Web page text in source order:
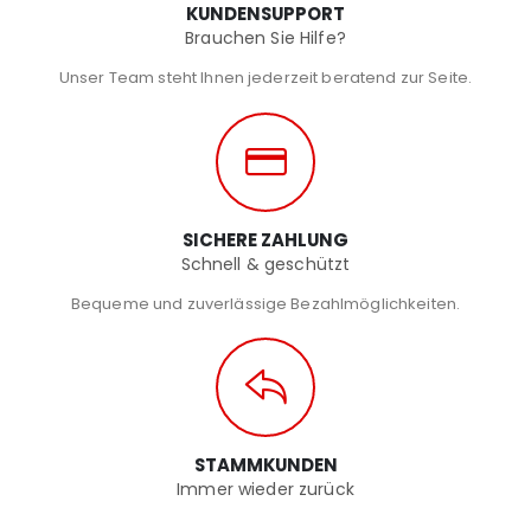
KUNDENSUPPORT
Brauchen Sie Hilfe?
Unser Team steht Ihnen jederzeit beratend zur Seite.
SICHERE ZAHLUNG
Schnell & geschützt
Bequeme und zuverlässige Bezahlmöglichkeiten.
STAMMKUNDEN
Immer wieder zurück